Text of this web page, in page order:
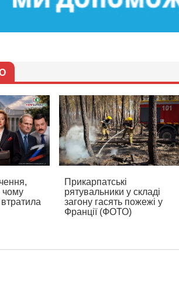
чому
Прикарпатські
рятувальники у складі
загону гасять пожежі у
Франції (ФОТО)